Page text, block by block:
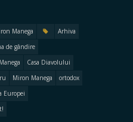
Manega
Arhiva
de gândire
Casa Diavolului
Miron Manega
ortodox
Europei